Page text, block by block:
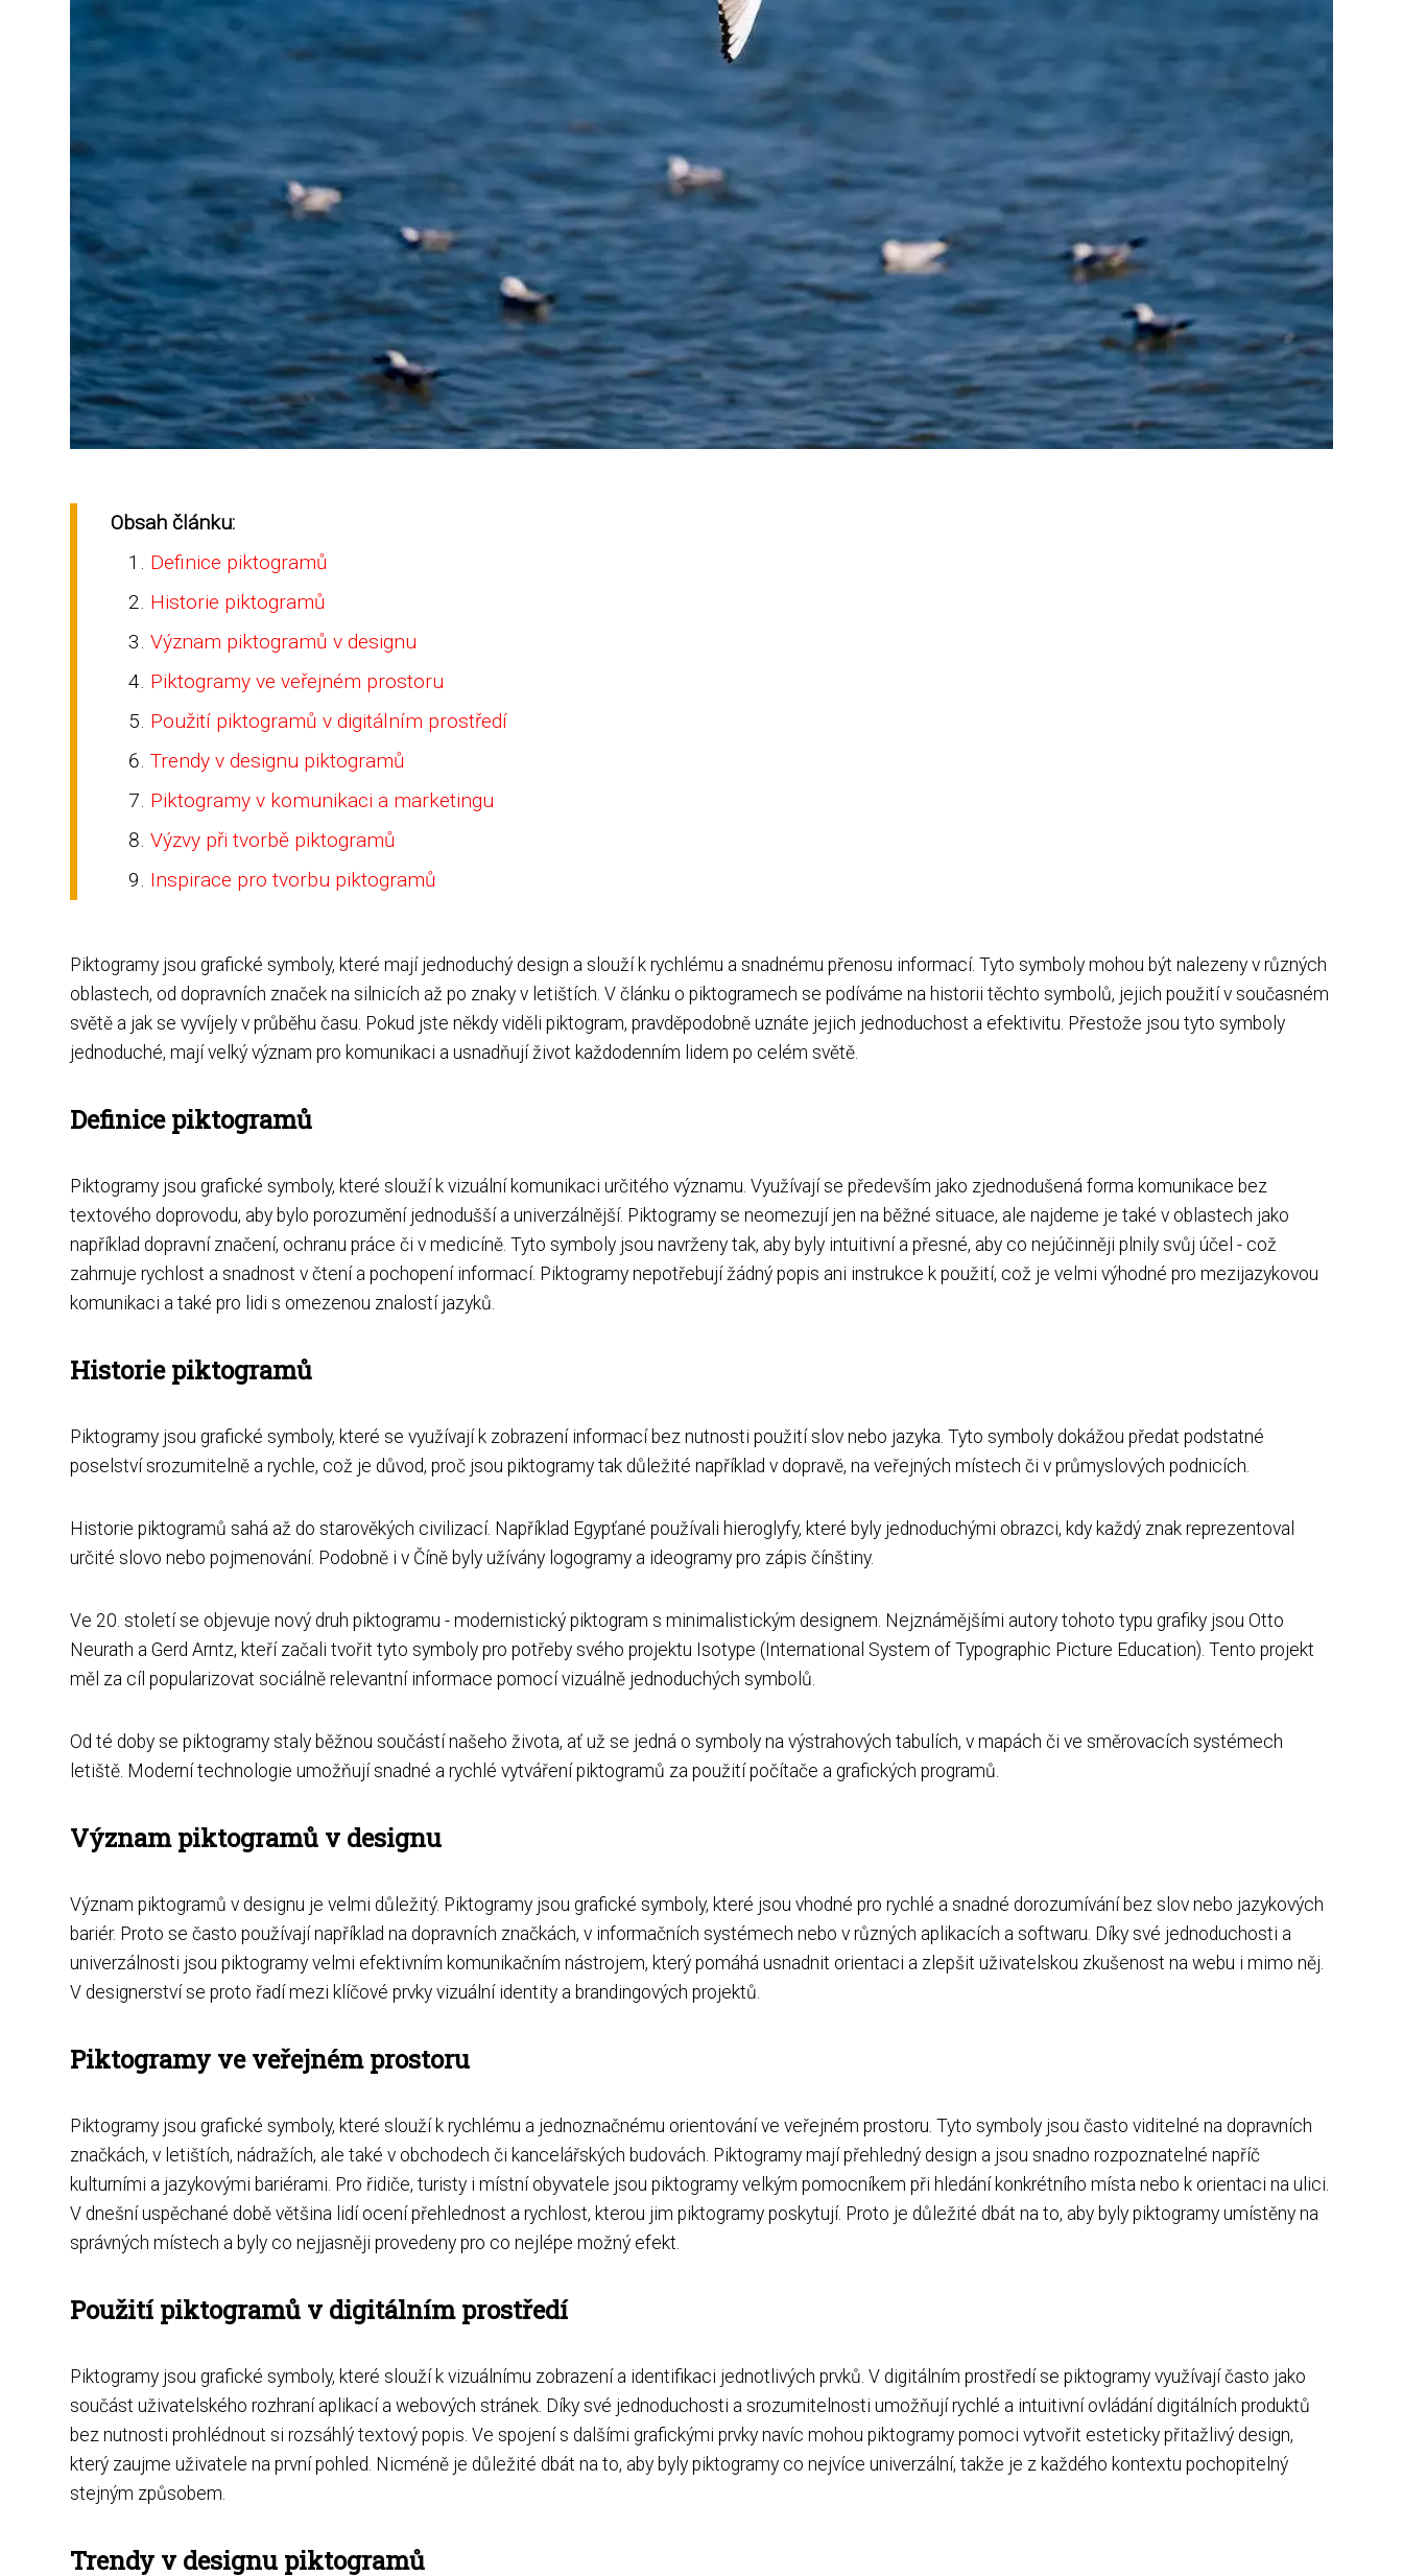
Obsah článku:
Definice piktogramů
Historie piktogramů
Význam piktogramů v designu
Piktogramy ve veřejném prostoru
Použití piktogramů v digitálním prostředí
Trendy v designu piktogramů
Piktogramy v komunikaci a marketingu
Výzvy při tvorbě piktogramů
Inspirace pro tvorbu piktogramů
Piktogramy jsou grafické symboly, které mají jednoduchý design a slouží k rychlému a snadnému přenosu informací. Tyto symboly mohou být nalezeny v různých
oblastech, od dopravních značek na silnicích až po znaky v letištích. V článku o piktogramech se podíváme na historii těchto symbolů, jejich použití v současném
světě a jak se vyvíjely v průběhu času. Pokud jste někdy viděli piktogram, pravděpodobně uznáte jejich jednoduchost a efektivitu. Přestože jsou tyto symboly
jednoduché, mají velký význam pro komunikaci a usnadňují život každodenním lidem po celém světě.
Definice piktogramů
Piktogramy jsou grafické symboly, které slouží k vizuální komunikaci určitého významu. Využívají se především jako zjednodušená forma komunikace bez
textového doprovodu, aby bylo porozumění jednodušší a univerzálnější. Piktogramy se neomezují jen na běžné situace, ale najdeme je také v oblastech jako
například dopravní značení, ochranu práce či v medicíně. Tyto symboly jsou navrženy tak, aby byly intuitivní a přesné, aby co nejúčinněji plnily svůj účel - což
zahrnuje rychlost a snadnost v čtení a pochopení informací. Piktogramy nepotřebují žádný popis ani instrukce k použití, což je velmi výhodné pro mezijazykovou
komunikaci a také pro lidi s omezenou znalostí jazyků.
Historie piktogramů
Piktogramy jsou grafické symboly, které se využívají k zobrazení informací bez nutnosti použití slov nebo jazyka. Tyto symboly dokážou předat podstatné
poselství srozumitelně a rychle, což je důvod, proč jsou piktogramy tak důležité například v dopravě, na veřejných místech či v průmyslových podnicích.
Historie piktogramů sahá až do starověkých civilizací. Například Egypťané používali hieroglyfy, které byly jednoduchými obrazci, kdy každý znak reprezentoval
určité slovo nebo pojmenování. Podobně i v Číně byly užívány logogramy a ideogramy pro zápis čínštiny.
Ve 20. století se objevuje nový druh piktogramu - modernistický piktogram s minimalistickým designem. Nejznámějšími autory tohoto typu grafiky jsou Otto
Neurath a Gerd Arntz, kteří začali tvořit tyto symboly pro potřeby svého projektu Isotype (International System of Typographic Picture Education). Tento projekt
měl za cíl popularizovat sociálně relevantní informace pomocí vizuálně jednoduchých symbolů.
Od té doby se piktogramy staly běžnou součástí našeho života, ať už se jedná o symboly na výstrahových tabulích, v mapách či ve směrovacích systémech
letiště. Moderní technologie umožňují snadné a rychlé vytváření piktogramů za použití počítače a grafických programů.
Význam piktogramů v designu
Význam piktogramů v designu je velmi důležitý. Piktogramy jsou grafické symboly, které jsou vhodné pro rychlé a snadné dorozumívání bez slov nebo jazykových
bariér. Proto se často používají například na dopravních značkách, v informačních systémech nebo v různých aplikacích a softwaru. Díky své jednoduchosti a
univerzálnosti jsou piktogramy velmi efektivním komunikačním nástrojem, který pomáhá usnadnit orientaci a zlepšit uživatelskou zkušenost na webu i mimo něj.
V designerství se proto řadí mezi klíčové prvky vizuální identity a brandingových projektů.
Piktogramy ve veřejném prostoru
Piktogramy jsou grafické symboly, které slouží k rychlému a jednoznačnému orientování ve veřejném prostoru. Tyto symboly jsou často viditelné na dopravních
značkách, v letištích, nádražích, ale také v obchodech či kancelářských budovách. Piktogramy mají přehledný design a jsou snadno rozpoznatelné napříč
kulturními a jazykovými bariérami. Pro řidiče, turisty i místní obyvatele jsou piktogramy velkým pomocníkem při hledání konkrétního místa nebo k orientaci na ulici.
V dnešní uspěchané době většina lidí ocení přehlednost a rychlost, kterou jim piktogramy poskytují. Proto je důležité dbát na to, aby byly piktogramy umístěny na
správných místech a byly co nejjasněji provedeny pro co nejlépe možný efekt.
Použití piktogramů v digitálním prostředí
Piktogramy jsou grafické symboly, které slouží k vizuálnímu zobrazení a identifikaci jednotlivých prvků. V digitálním prostředí se piktogramy využívají často jako
součást uživatelského rozhraní aplikací a webových stránek. Díky své jednoduchosti a srozumitelnosti umožňují rychlé a intuitivní ovládání digitálních produktů
bez nutnosti prohlédnout si rozsáhlý textový popis. Ve spojení s dalšími grafickými prvky navíc mohou piktogramy pomoci vytvořit esteticky přitažlivý design,
který zaujme uživatele na první pohled. Nicméně je důležité dbát na to, aby byly piktogramy co nejvíce univerzální, takže je z každého kontextu pochopitelný
stejným způsobem.
Trendy v designu piktogramů